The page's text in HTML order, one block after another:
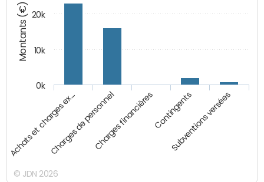
Montants (€)
Achats et charges ex…Charges de personnelCharges financièresContingents
Subventions versées
0k
10k
20k
© JDN 2026